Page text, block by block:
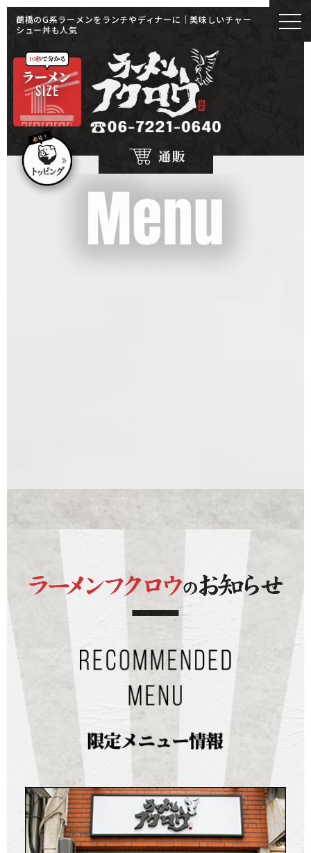
鶴橋のG系ラーメンをランチやディナーに｜美味しいチャー
シュー丼も人気